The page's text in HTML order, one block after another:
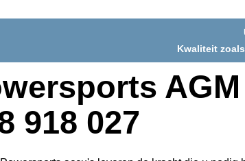
Kwaliteit
918 027